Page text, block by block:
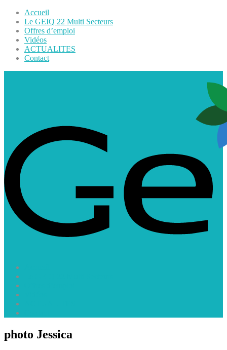
Accueil
Le GEIQ 22 Multi Secteurs
Offres d’emploi
Vidéos
ACTUALITES
Contact
photo Jessica